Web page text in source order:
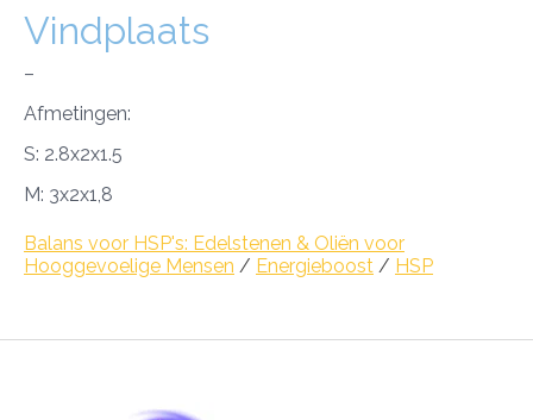
Vindplaats
–
Afmetingen:
S: 2.8x2x1.5
M: 3x2x1,8
Balans voor HSP's: Edelstenen & Oliën voor
Hooggevoelige Mensen / Energieboost / HSP